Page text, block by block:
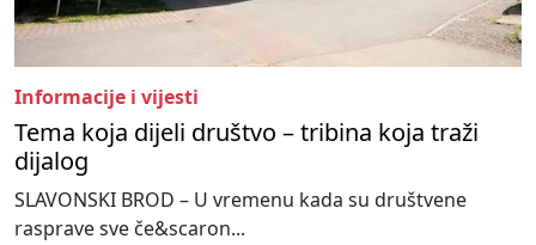
Informacije i vijesti
Tema koja dijeli društvo – tribina koja traži
dijalog
SLAVONSKI BROD – U vremenu kada su društvene
rasprave sve če&scaron...